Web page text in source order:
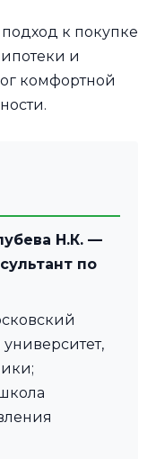
к покупке
и
комфортной
Н.К. —
по